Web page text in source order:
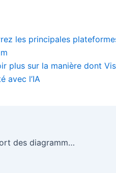
les principales
plus sur la manière dont
avec l’IA
Présentation du support des diagrammes de profil UML dans OpenDocs : débloquez la génération avancée de diagrammes de profil par IA